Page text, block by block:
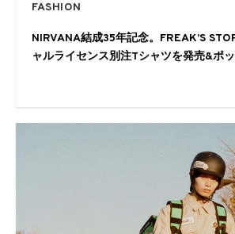
FASHION
NIRVANA結成35年記念。FREAK’S
ャルライセンス別注Tシャツを発売&ポ